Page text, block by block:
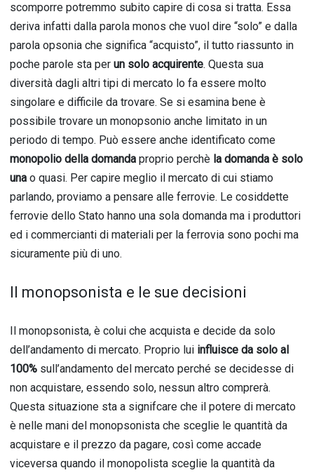
scomporre potremmo subito capire di cosa si tratta. Essa
deriva infatti dalla parola monos che vuol dire “solo” e dalla
parola opsonia che significa “acquisto”, il tutto riassunto in
poche parole sta per un solo acquirente. Questa sua
diversità dagli altri tipi di mercato lo fa essere molto
singolare e difficile da trovare. Se si esamina bene è
possibile trovare un monopsonio anche limitato in un
periodo di tempo. Può essere anche identificato come
monopolio della domanda proprio perchè la domanda è solo
una o quasi. Per capire meglio il mercato di cui stiamo
parlando, proviamo a pensare alle ferrovie. Le cosiddette
ferrovie dello Stato hanno una sola domanda ma i produttori
ed i commercianti di materiali per la ferrovia sono pochi ma
sicuramente più di uno.
Il monopsonista e le sue decisioni
Il monopsonista, è colui che acquista e decide da solo
dell’andamento di mercato. Proprio lui influisce da solo al
100% sull’andamento del mercato perché se decidesse di
non acquistare, essendo solo, nessun altro comprerà.
Questa situazione sta a signifcare che il potere di mercato
è nelle mani del monopsonista che sceglie le quantità da
acquistare e il prezzo da pagare, così come accade
viceversa quando il monopolista sceglie la quantità da